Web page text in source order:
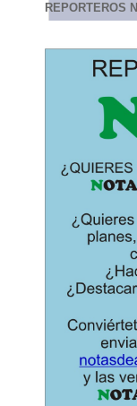
REPORTEROS